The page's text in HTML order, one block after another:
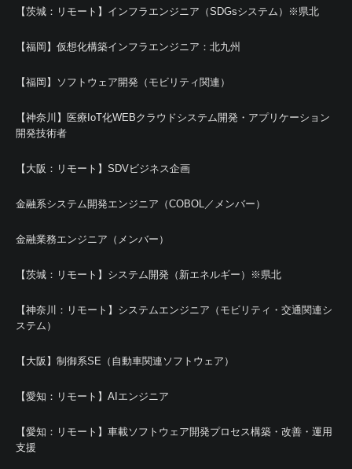
【茨城：リモート】インフラエンジニア（SDGsシステム）※県北
【福岡】仮想化構築インフラエンジニア：北九州
【福岡】ソフトウェア開発（モビリティ関連）
【神奈川】医療IoT化WEBクラウドシステム開発・アプリケーション
開発技術者
【大阪：リモート】SDVビジネス企画
金融系システム開発エンジニア（COBOL／メンバー）
金融業務エンジニア（メンバー）
【茨城：リモート】システム開発（新エネルギー）※県北
【神奈川：リモート】システムエンジニア（モビリティ・交通関連シ
ステム）
【大阪】制御系SE（自動車関連ソフトウェア）
【愛知：リモート】AIエンジニア
【愛知：リモート】車載ソフトウェア開発プロセス構築・改善・運用
支援